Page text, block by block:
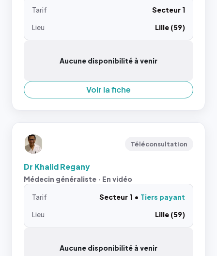
Tarif
Secteur 1
Lieu
Lille (59)
Aucune disponibilité à venir
Voir la fiche
Téléconsultation
Dr Khalid Regany
Médecin généraliste · En vidéo
Tarif Secteur 1
Tiers payant
Lieu
Lille (59)
Aucune disponibilité à venir